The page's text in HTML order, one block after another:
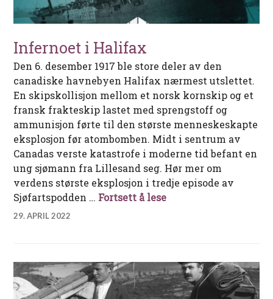
Infernoet i Halifax
Den 6. desember 1917 ble store deler av den
canadiske havnebyen Halifax nærmest utslettet.
En skipskollisjon mellom et norsk kornskip og et
fransk frakteskip lastet med sprengstoff og
ammunisjon førte til den største menneskeskapte
eksplosjon før atombomben. Midt i sentrum av
Canadas verste katastrofe i moderne tid befant en
ung sjømann fra Lillesand seg. Hør mer om
verdens største eksplosjon i tredje episode av
Sjøfartspodden … Fortsett å leseInfernoet i Halifax
29. APRIL 2022